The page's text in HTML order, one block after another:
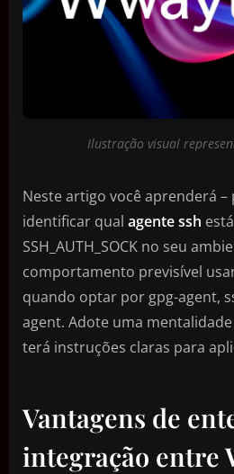
Ilustração visual
Neste artigo você aprenderá –
identificar qual agente ssh
SSH_AUTH_SOCK no seu
comportamento previsível
quando optar por gpg-agent,
agent. Adote uma
terá instruções claras para
Vantagens de
integração entre